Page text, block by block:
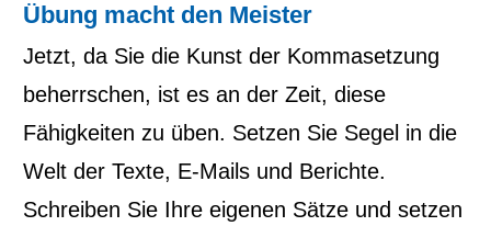
Übung macht den Meister
Jetzt, da Sie die Kunst der Kommasetzung
beherrschen, ist es an der Zeit, diese
Fähigkeiten zu üben. Setzen Sie Segel in die
Welt der Texte, E-Mails und Berichte.
Schreiben Sie Ihre eigenen Sätze und setzen